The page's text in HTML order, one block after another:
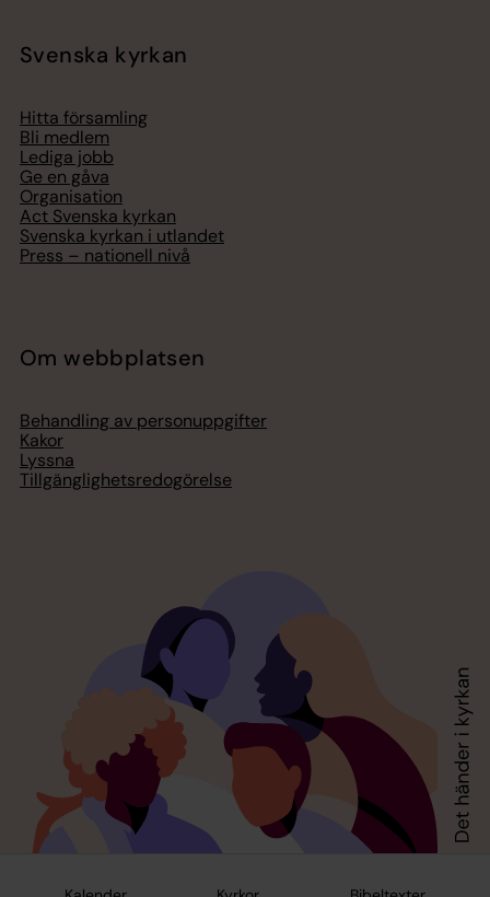
Svenska kyrkan
Hitta församling
Bli medlem
Lediga jobb
Ge en gåva
Organisation
Act Svenska kyrkan
Svenska kyrkan i utlandet
Press – nationell nivå
Om webbplatsen
Behandling av personuppgifter
Kakor
Lyssna
Tillgänglighetsredogörelse